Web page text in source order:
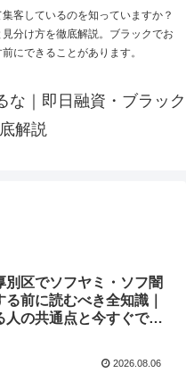
客しているのを知っていますか？
分け方を徹底解説。ブラックでお
にできることがあります。
な｜即日融資・ブラック
解説
別区でソフヤミ・ソフ闇
る前に読むべき全知識｜
人の共通点と今すぐでき
2026.08.06